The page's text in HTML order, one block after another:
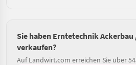
Sie haben Erntetechnik Ackerbau
verkaufen?
Auf Landwirt.com erreichen Sie über